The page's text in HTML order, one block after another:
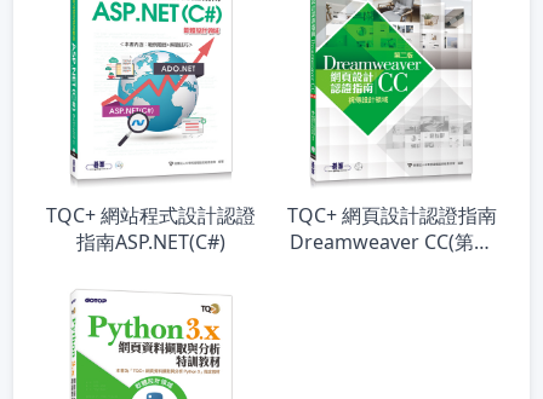
TQC+ 網站程式設計認證
指南ASP.NET(C#)
TQC+ 網頁設計認證指南
Dreamweaver CC(第二